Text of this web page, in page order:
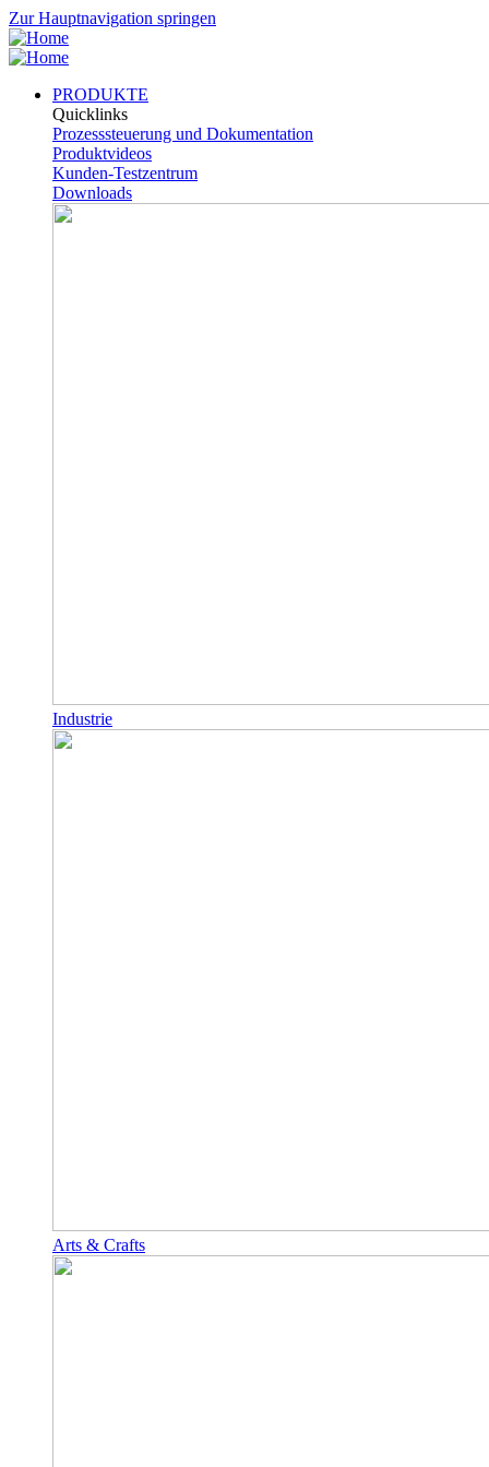
Zur Hauptnavigation springen
PRODUKTE
Quicklinks
Prozesssteuerung und Dokumentation
Produktvideos
Kunden-Testzentrum
Downloads
Industrie
Arts & Crafts